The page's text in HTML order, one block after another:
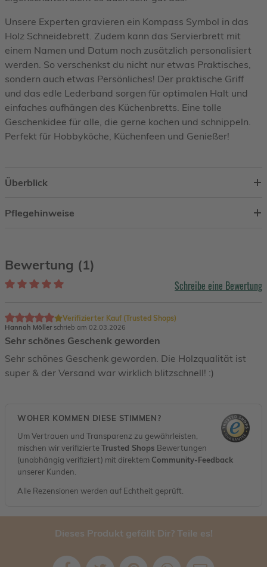
Unsere Experten gravieren ein Kompass Symbol in das
Holz Schneidebrett. Zudem kann das Servierbrett mit
einem Namen und Datum noch zusätzlich personalisiert
werden. So verschenkst du nicht nur etwas Praktisches,
sondern auch etwas Persönliches! Der praktische Griff
und das edle Lederband sorgen für optimalen Halt und
einfaches aufhängen des Küchenbretts. Eine tolle
Geschenkidee für alle, die gerne kochen und schnippeln.
Perfekt für Hobbyköche, Küchenfeen und Genießer!
Überblick
Pflegehinweise
Bewertung (1)
Schreibe eine Bewertung
Hannah Möller schrieb am 02.03.2026
Verifizierter Kauf (Trusted Shops)
Sehr schönes Geschenk geworden
Sehr schönes Geschenk geworden. Die Holzqualität ist
super & der Versand war wirklich blitzschnell! :)
WOHER KOMMEN DIESE STIMMEN?
Um Vertrauen und Transparenz zu gewährleisten,
mischen wir verifizierteTrusted Shops Bewertungen
(unabhängig verifiziert) mit direktem Community-Feedback
unserer Kunden.
Alle Rezensionen werden auf Echtheit geprüft.
Dieses Produkt gefällt Dir? Teile es!